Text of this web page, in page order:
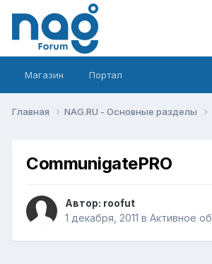
Магазин Портал
Главная NAG.RU - Основные разделы
CommunigatePRO
Автор: roofut
1 декабря, 2011 в Активное